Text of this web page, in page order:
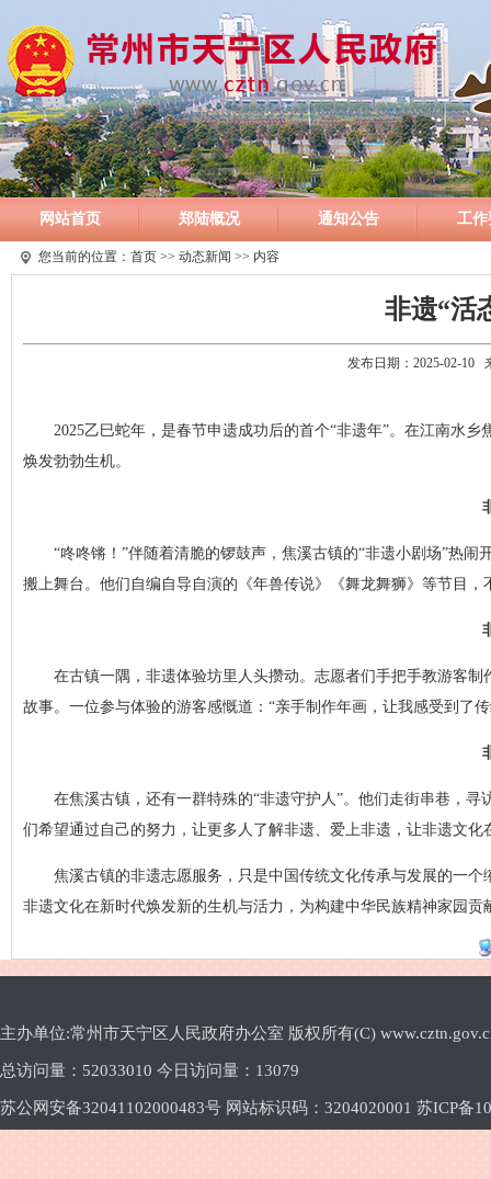
网站首页 郑陆概况 通知公告 工作
您当前的位置： 首页 >> 动态新闻 >> 内容
非遗“活
发布日期：2025-02-10
2025乙巳蛇年，是春节申遗成功后的首个“非遗年”。在江南水
焕发勃勃生机。
“咚咚锵！”伴随着清脆的锣鼓声，焦溪古镇的“非遗小剧场”热
搬上舞台。他们自编自导自演的《年兽传说》《舞龙舞狮》等节目
在古镇一隅，非遗体验坊里人头攒动。志愿者们手把手教游客
故事。一位参与体验的游客感慨道：“亲手制作年画，让我感受到了
在焦溪古镇，还有一群特殊的“非遗守护人”。他们走街串巷，
们希望通过自己的努力，让更多人了解非遗、爱上非遗，让非遗文化
焦溪古镇的非遗志愿服务，只是中国传统文化传承与发展的一
非遗文化在新时代焕发新的生机与活力，为构建中华民族精神家园贡
主办单位:常州市天宁区人民政府办公室 版权所有(C)
总访问量： 52033010 今日访问量： 13079
苏公网安备32041102000483号 网站标识码：3204020001 苏ICP备